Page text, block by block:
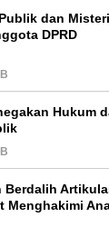
dan Misteri
DPRD
Hukum
Berdalih
Menghakimi